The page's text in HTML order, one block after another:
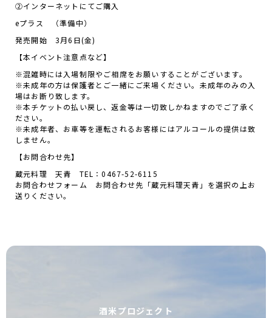
②インターネットにてご購入
eプラス （準備中）
発売開始 3月6日(金)
【本イベント注意点など】
※混雑時には入場制限やご相席をお願いすることがございます。
※未成年の方は保護者とご一緒にご来場ください。未成年のみの入
場はお断り致します。
※本チケットの払い戻し、返金等は一切致しかねますのでご了承く
ださい。
※未成年者、お車等を運転されるお客様にはアルコールの提供は致
しません。
【お問合わせ先】
蔵元料理 天青 TEL：0467-52-6115
お問合わせフォーム
お問合わせ先「蔵元料理天青」を選択の上お
送りください。
酒米プロジェクト